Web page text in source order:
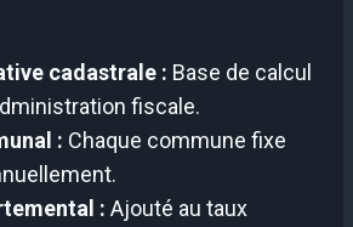
cadastrale : Base de calcul
fiscale.
: Chaque commune fixe
: Ajouté au taux